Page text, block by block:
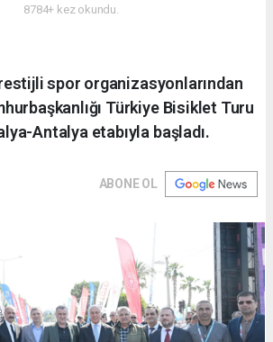
8784+ kez okundu.
spor organizasyonlarından
Türkiye Bisiklet Turu
Antalya etabıyla başladı.
ABONE OL